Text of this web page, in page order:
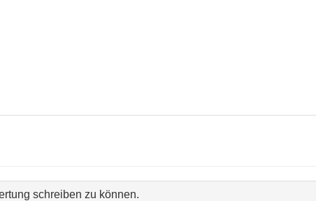
schreiben zu können.